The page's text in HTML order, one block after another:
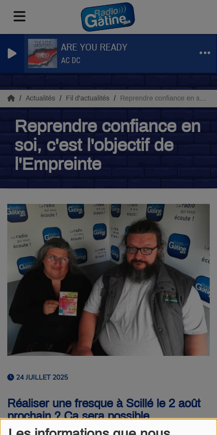
ARE YOU READY
AC DC
Actualités Fil d'actualités Reprendre confiance en soi, c'est l'objectif de l'Empreinte
Reprendre confiance en
soi, c'est l'objectif de
l'Empreinte
24 JUILLET 2025
Réaliser une fresque à Scillé le 2 août
prochain ? Ça sera possible.
L’association l’Empreinte organise cet